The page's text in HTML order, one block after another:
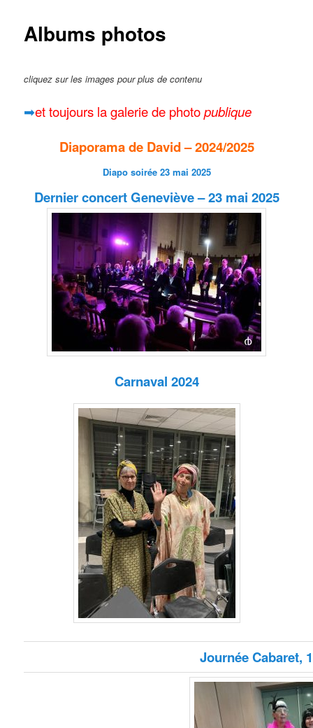
Albums photos
cliquez sur les images pour plus de contenu
➡et toujours la galerie de photopublique
Diaporama de David – 2024/2025
Diapo soirée 23 mai 2025
Dernier concert Geneviève – 23 mai 2025
Carnaval 2024
Journée Cabaret,